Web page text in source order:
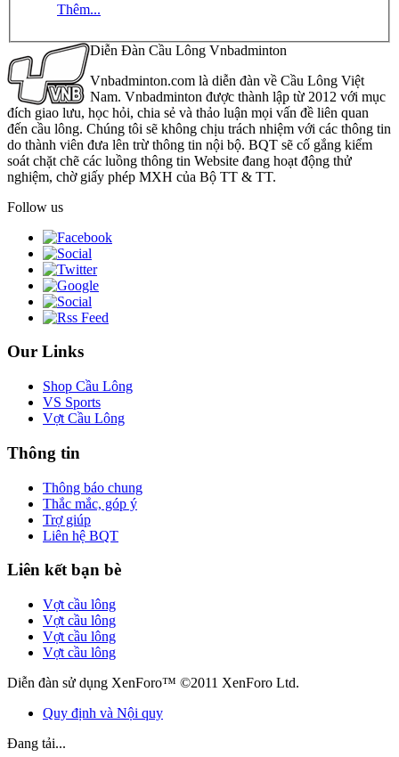
Thêm...
Diễn Đàn Cầu Lông Vnbadminton
Vnbadminton.com là diễn đàn về Cầu Lông Việt
Nam. Vnbadminton được thành lập từ 2012 với mục
đích giao lưu, học hỏi, chia sẻ và thảo luận mọi vấn đề liên quan
đến cầu lông. Chúng tôi sẽ không chịu trách nhiệm với các thông tin
do thành viên đưa lên trừ thông tin nội bộ. BQT sẽ cố gắng kiểm
soát chặt chẽ các luồng thông tin Website đang hoạt động thử
nghiệm, chờ giấy phép MXH của Bộ TT & TT.
Follow us
Our Links
Shop Cầu Lông
VS Sports
Vợt Cầu Lông
Thông tin
Thông báo chung
Thắc mắc, góp ý
Trợ giúp
Liên hệ BQT
Liên kết bạn bè
Vợt cầu lông
Vợt cầu lông
Vợt cầu lông
Vợt cầu lông
Diễn đàn sử dụng XenForo™ ©2011 XenForo Ltd.
Quy định và Nội quy
Đang tải...